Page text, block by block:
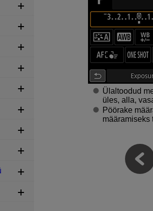
Ülaltoodud
üles, alla,
Pöörake
määramiseks